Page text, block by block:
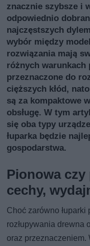
znacznie szybsze i
odpowiednio
najczęstszych
wybór między
rozwiązania mają
różnych warunkach
przeznaczone do
cięższych kłód,
są za kompaktowe
obsługę. W tym
się oba typy
łuparka będzie
gospodarstwa.
Pionowa
cechy,
Choć zarówno łuparki
rozłupywania drewna
oraz